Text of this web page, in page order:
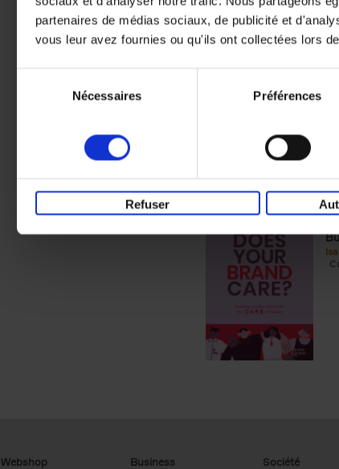
partenaires de médias sociaux, de publicité et
vous leur avez fournies ou qu'ils ont collectées lors
Nécessaires Préférences
Refuser
Webshop
Business
Société